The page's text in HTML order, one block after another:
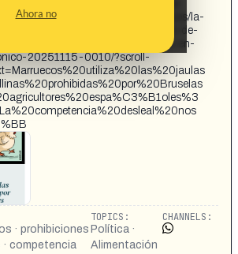
Ahora noespañoles: « https://gaceta.es/la-
el-gobierno-sigue-con-el-plan-de-
de-los-caidos-para-convertirlo-en-
20251115-0010/?scroll-
· prohibiciones
· competencia
TOPICS:
Política ·
Alimentación
CHANNELS: